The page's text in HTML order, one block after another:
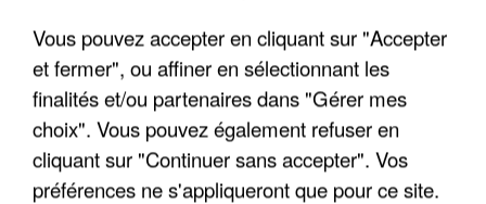
LES DONNÉES DE 300 000 CLIENTS DÉROBÉES À
INTERMARCHÉ APRÈS UNE...
Vous pouvez accepter en cliquant sur "Accepter
et fermer", ou affiner en sélectionnant les
finalités et/ou partenaires dans "Gérer mes
choix". Vous pouvez également refuser en
cliquant sur "Continuer sans accepter". Vos
préférences ne s'appliqueront que pour ce site.